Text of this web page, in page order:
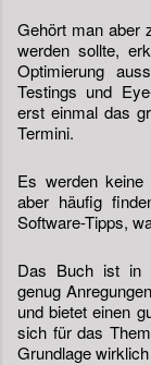
Gehört man aber
werden sollte,
Optimierung
Testings und
erst einmal das
Termini.
Es werden keine
aber häufig
Software-Tipps,
Das Buch ist in
genug
und bietet einen
sich für das
Grundlage